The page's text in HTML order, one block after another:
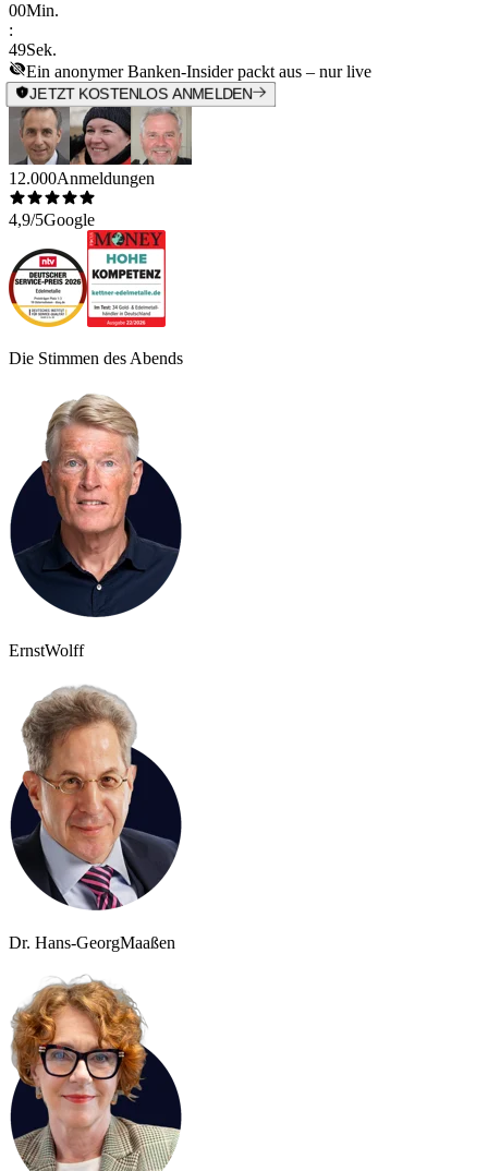
00Min.
:
49Sek.
Ein anonymer Banken-Insider packt aus – nur live
JETZT KOSTENLOS ANMELDEN
12.000Anmeldungen
4,9/5Google
Die Stimmen des Abends
ErnstWolff
Dr. Hans-GeorgMaaßen